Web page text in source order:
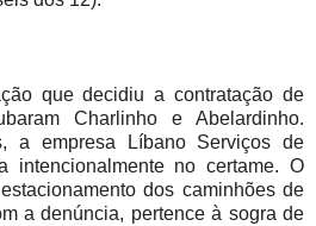
que decidiu a contratação de
Charlinho e Abelardinho.
a empresa Líbano Serviços de
intencionalmente no certame. O
dos caminhões de
a denúncia, pertence à sogra de